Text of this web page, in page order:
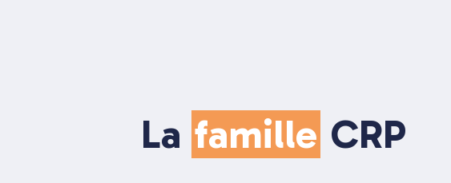
La famille CRP